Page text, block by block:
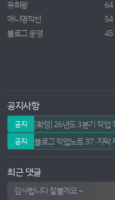
유희왕
64
애니명작선
54
블로그 운영
45
공지사항
공지 [확정] 26년도 3분기 작업
공지 블로그 작업노트 37: 자막
최근 댓글
감사합니다 잘볼게요 ~